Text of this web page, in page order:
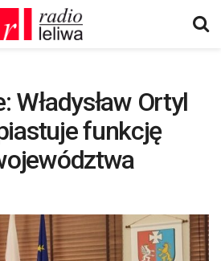
Władysław Ortyl
funkcję